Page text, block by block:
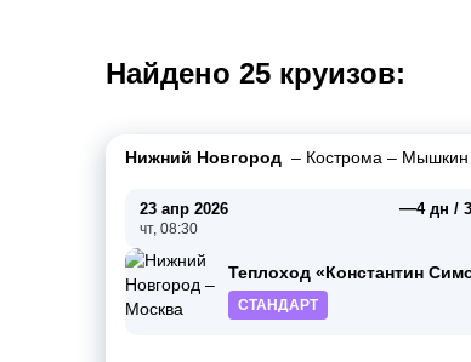
Найдено 25 круизов:
Нижний Новгород – Кострома – Мышкин
23 апр 2026
чт, 08:30
—4 дн /
Теплоход «Константин
СТАНДАРТ